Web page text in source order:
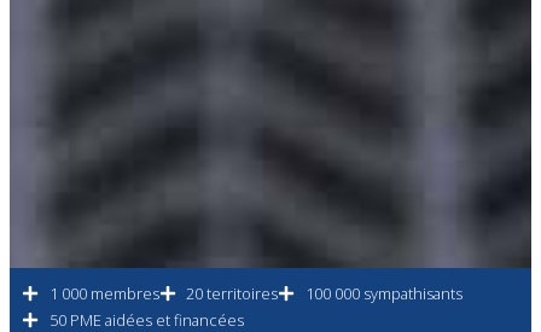
1 000 membres 20 territoires
100 000 sympathisants
50 PME aidées et financées